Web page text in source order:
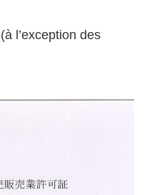
l’exception des